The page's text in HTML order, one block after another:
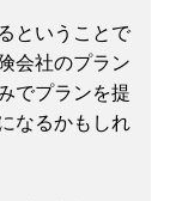
ということで
会社のプラン
でプランを提
なるかもしれ